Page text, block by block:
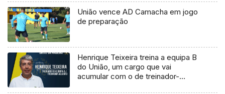
União vence AD Camacha em jogo
de preparação
Henrique Teixeira treina a equipa B
do União, um cargo que vai
acumular com o de treinador-